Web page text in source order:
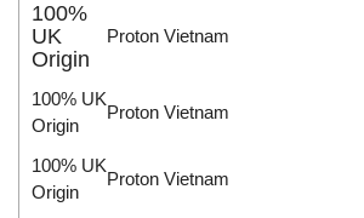
100%
UK
Origin
Proton Vietnam
100% UK
Origin
Proton Vietnam
100% UK
Origin
Proton Vietnam